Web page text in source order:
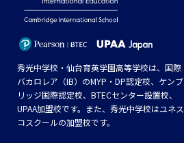
秀光中学校・仙台育英学園高等学校は、国際
バカロレア（IB）のMYP・DP認定校、ケンブ
リッジ国際認定校、BTECセンター設置校、
UPAA加盟校です。また、秀光中学校はユネス
コスクールの加盟校です。